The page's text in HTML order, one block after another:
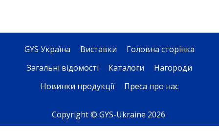
GYS Україна Виставки
Головна сторінка
Загальні відомості
Каталоги
Нагороди
Новинки продукції
Преса про нас
Copyright © GYS-Ukraine 2026